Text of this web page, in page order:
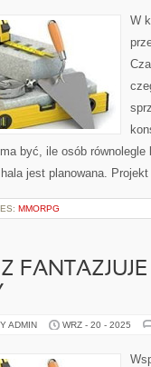
W
być, ile osób
hala jest planowana.
MMORPG
ADMIN WRZ - 20 - 2025